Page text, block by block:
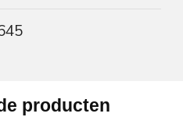
producten